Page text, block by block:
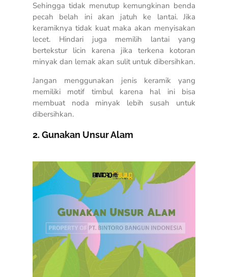
Sehingga tidak menutup kemungkinan benda
pecah belah ini akan jatuh ke lantai. Jika
keramiknya tidak kuat maka akan menyisakan
lecet. Hindari juga memilih lantai yang
bertekstur licin karena jika terkena kotoran
minyak dan lemak akan sulit untuk dibersihkan.
Jangan menggunakan jenis keramik yang
memiliki motif timbul karena hal ini bisa
membuat noda minyak lebih susah untuk
dibersihkan.
2. Gunakan Unsur Alam